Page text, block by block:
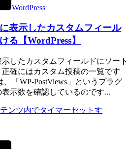
WordPress
理
画
面
表示したカスタムフィール
る【WordPress】
したカスタムフィールドにソート
確にはカスタム投稿の一覧です
「WP-PostViews」というプラグ
示数を確認しているのです...